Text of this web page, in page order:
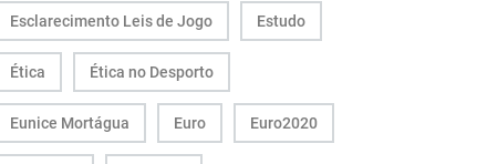
Esclarecimento Leis de Jogo Estudo
Ética Ética no Desporto
Eunice Mortágua Euro Euro2020